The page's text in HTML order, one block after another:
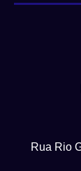
Rua Rio